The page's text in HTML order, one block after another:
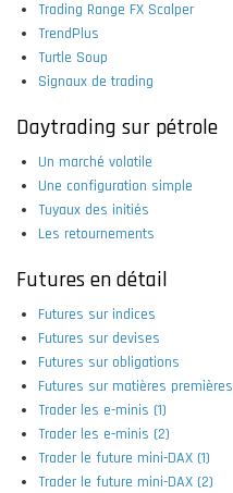
Trading Range FX Scalper
TrendPlus
Turtle Soup
Signaux de trading
Daytrading sur pétrole
Un marché volatile
Une configuration simple
Tuyaux des initiés
Les retournements
Futures en détail
Futures sur indices
Futures sur devises
Futures sur obligations
Futures sur matières premières
Trader les e-minis (1)
Trader les e-minis (2)
Trader le future mini-DAX (1)
Trader le future mini-DAX (2)